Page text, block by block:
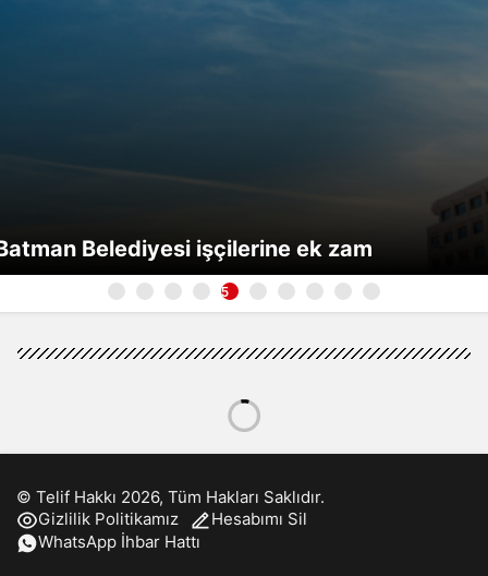
Belediyesi işçilerine ek zam
5
Cengiz İçöz 7 yaşında başladığı işini
48 yıldır aralıksız sürdürüyor
Azad Baltacı tarafından yayınlandı
22 Eylül 2022, 15:28